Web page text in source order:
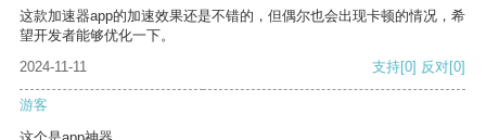
这款加速器app的加速效果还是不错的，但偶尔也会出现卡顿的情况，希
望开发者能够优化一下。
2024-11-11
支持[0] 反对[0]
游客